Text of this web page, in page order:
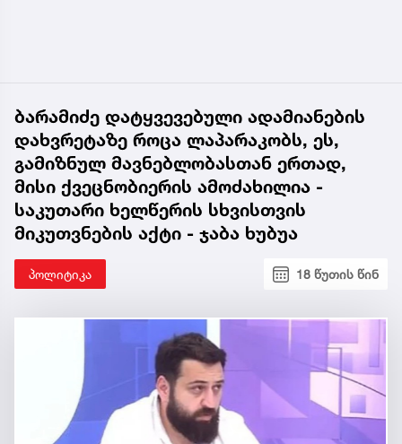
ბარამიძე დატყვევებული ადამიანების
დახვრეტაზე როცა ლაპარაკობს, ეს,
გამიზნულ მავნებლობასთან ერთად,
მისი ქვეცნობიერის ამოძახილია -
საკუთარი ხელწერის სხვისთვის
მიკუთვნების აქტი - ჯაბა ხუბუა
პოლიტიკა 18 წუთის წინ